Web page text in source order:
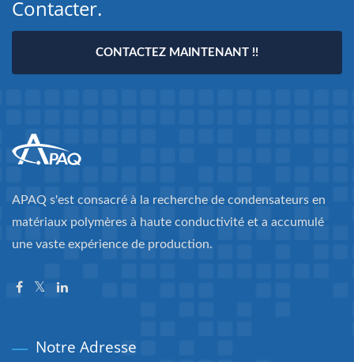
Contacter.
CONTACTEZ MAINTENANT !!
APAQ s'est consacré à la recherche de condensateurs en
matériaux polymères à haute conductivité et a accumulé
une vaste expérience de production.
Notre Adresse